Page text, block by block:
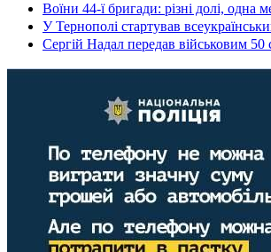
Воїни 44-ї бригади: різні долі, одна
У Тернополі стартував
Сергій Надал передав військовим